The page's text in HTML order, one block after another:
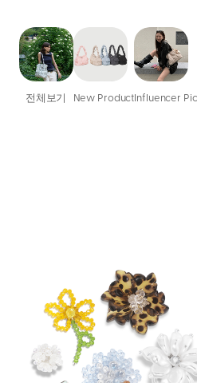
전체보기 New ProductInfluencer